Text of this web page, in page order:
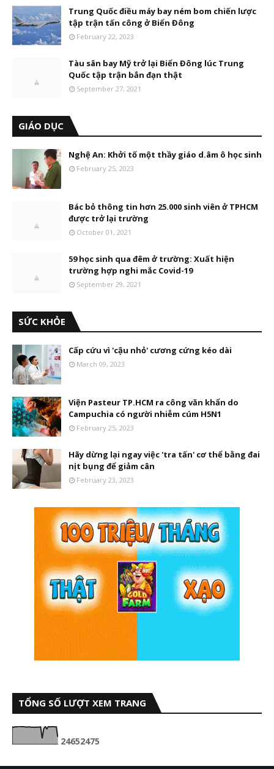
Trung Quốc điều máy bay ném bom chiến lược
tập trận tấn công ở Biển Đông
February 22, 2023
Tàu sân bay Mỹ trở lại Biển Đông lúc Trung
Quốc tập trận bắn đạn thật
September 27, 2021
GIÁO DỤC
Nghệ An: Khởi tố một thầy giáo d.âm ô học sinh
February 25, 2023
Bác bỏ thông tin hơn 25.000 sinh viên ở TPHCM
được trở lại trường
October 01, 2021
59 học sinh qua đêm ở trường: Xuất hiện
trường hợp nghi mắc Covid-19
September 29, 2021
SỨC KHỎE
Cấp cứu vì 'cậu nhỏ' cương cứng kéo dài
March 09, 2023
Viện Pasteur TP.HCM ra công văn khẩn do
Campuchia có người nhiễm cúm H5N1
February 25, 2023
Hãy dừng lại ngay việc 'tra tấn' cơ thể bằng đai
nịt bụng để giảm cân
February 23, 2023
TỔNG SỐ LƯỢT XEM TRANG
24652475